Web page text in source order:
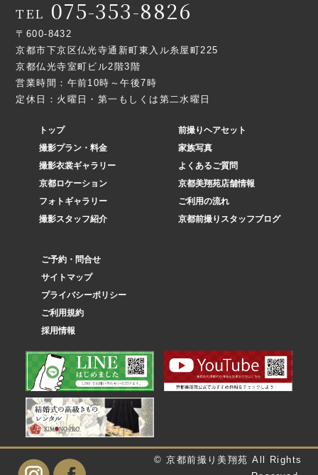
TEL 075-353-8826
〒600-8432
京都市下京区仏光寺通新町東入ル糸屋町225
京都仏光寺室町ビル2階3階
営業時間：午前10時～午後7時
定休日：火曜日・第一もしくは第二水曜日
トップ
撮影プラン・料金
撮影衣裳ギャラリー
京都ロケーション
フォトギャラリー
撮影スタッフ紹介
前撮りヘアセット
家族写真
よくあるご質問
京都美翔苑店舗情報
ご利用の流れ
京都前撮りスタッフブログ
ご予約・問合せ
サイトマップ
プライバシーポリシー
ご利用規約
採用情報
© 京都前撮り美翔苑 All Rights